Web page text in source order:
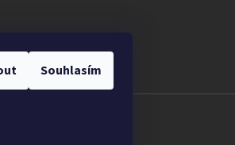
Souhlasím